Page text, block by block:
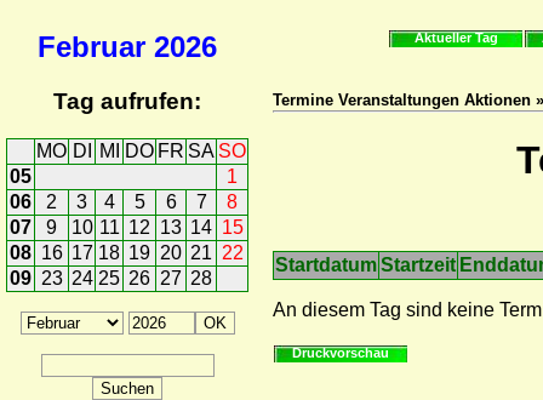
Februar 2026
Tag aufrufen:
MO DI MI DO FR SA SO
05
1
06
2 3 4 5 6 7
8
07
9 10 11 12 13 14 15
08 16 17 18 19 20 21 22
09 23 24 25 26 27 28
Aktueller Tag
Termine Veranstaltungen Aktionen
StartdatumStartzeit
An diesem Tag sind keine
Druckvorschau